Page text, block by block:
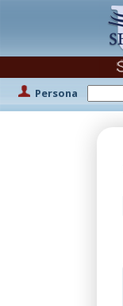
Persona